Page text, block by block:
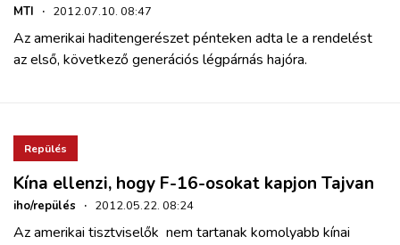
MTI · 2012.07.10. 08:47
Az amerikai haditengerészet pénteken adta le a rendelést
az első, következő generációs légpárnás hajóra.
Repülés
Kína ellenzi, hogy F-16-osokat kapjon Tajvan
iho/repülés · 2012.05.22. 08:24
Az amerikai tisztviselők nem tartanak komolyabb kínai